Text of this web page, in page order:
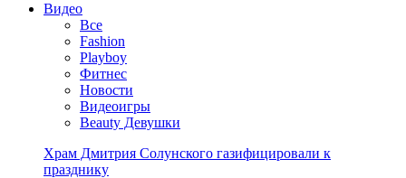
Видео
Все
Fashion
Playboy
Фитнес
Новости
Видеоигры
Beauty Девушки
Храм Дмитрия Солунского газифицировали к
празднику